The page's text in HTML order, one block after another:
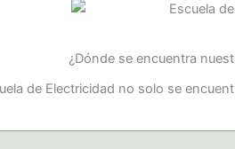
¿Dónde se encuentra
de Electricidad no solo se